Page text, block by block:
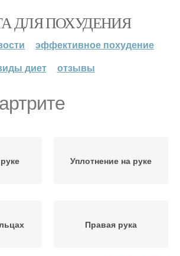
ДЛЯ ПОХУДЕНИЯ
эффективное похудение
диет
отзывы
Уплотнение на руке
Правая рука